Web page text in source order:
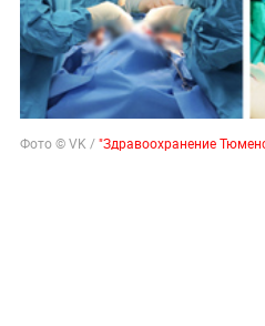
Фото © VK /"Здравоохранение